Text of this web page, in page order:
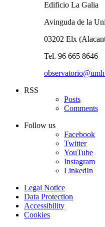
Edificio La Galia
Avinguda de la
03202 Elx
Tel. 96 665 8646
RSS
Posts
Comments
Follow us
Facebook
Twitter
YouTube
Instagram
LinkedIn
Legal Notice
Data Protection
Accessibility
Cookies